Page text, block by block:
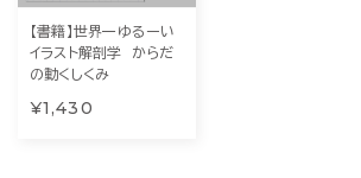
【書籍】世界一ゆるーい
イラスト解剖学 からだ
の動くしくみ
¥1,430